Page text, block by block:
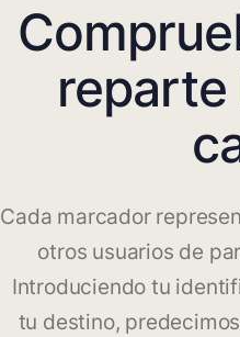
reparte
Cada marcador
otros usuarios de
Introduciendo tu
tu destino,